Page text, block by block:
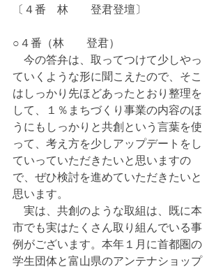
〔４番　林　　登君登壇〕
○４番（林　　登君）
今の答弁は、取ってつけて少しやっ
ていくような形に聞こえたので、そこ
はしっかり先ほどあったとおり整理を
して、１％まちづくり事業の内容のほ
うにもしっかりと共創という言葉を使
って、考え方を少しアップデートをし
ていっていただきたいと思いますの
で、ぜひ検討を進めていただきたいと
思います。
実は、共創のような取組は、既に本
市でも実はたくさん取り組んでいる事
例がございます。本年１月に首都圏の
学生団体と富山県のアンテナショップ